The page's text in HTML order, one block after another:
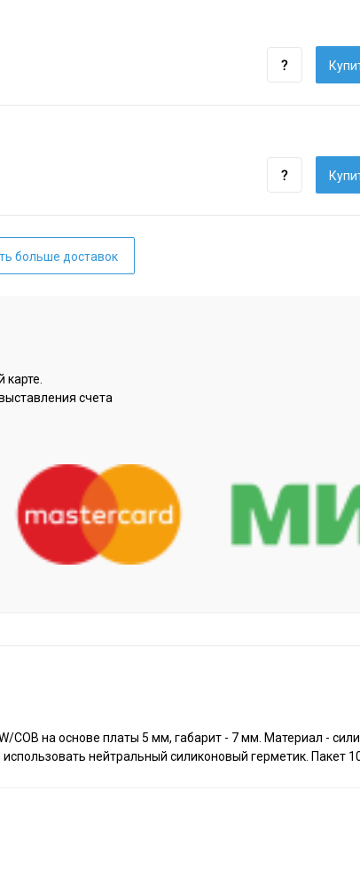
больше доставок
счета
COB на основе платы 5 мм, габарит - 7 мм. Материал -
нейтральный силиконовый герметик. Пакет